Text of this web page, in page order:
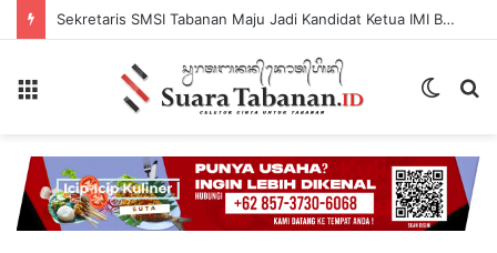
Sekretaris SMSI Tabanan Maju Jadi Kandidat Ketua IMI Bali, Ketua SMSI Tabanan Berikan Dukungan
Switch